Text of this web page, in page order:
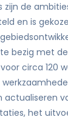
zijn de
en is
bezig met
circa 120
actualiseren
het